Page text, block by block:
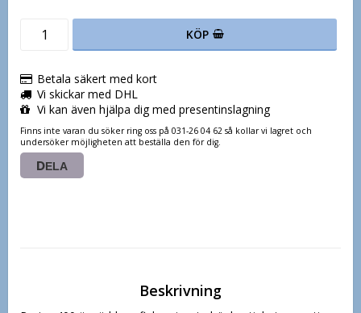
KÖP
Betala säkert med kort
Vi skickar med DHL
Vi kan även hjälpa dig med presentinslagning
Finns inte varan du söker ring oss på 031-26 04 62 så kollar vi lagret och
undersöker möjligheten att beställa den för dig.
DELA
Beskrivning